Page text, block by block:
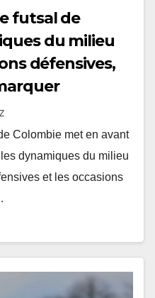
futsal de
du milieu
défensives,
Colombie met en avant
dynamiques du milieu
et les occasions